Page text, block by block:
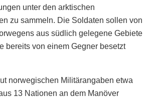
unter den arktischen
zu sammeln. Die Soldaten sollen von
aus südlich gelegene Gebiete
bereits von einem Gegner besetzt
norwegischen Militärangaben etwa
13 Nationen an dem Manöver